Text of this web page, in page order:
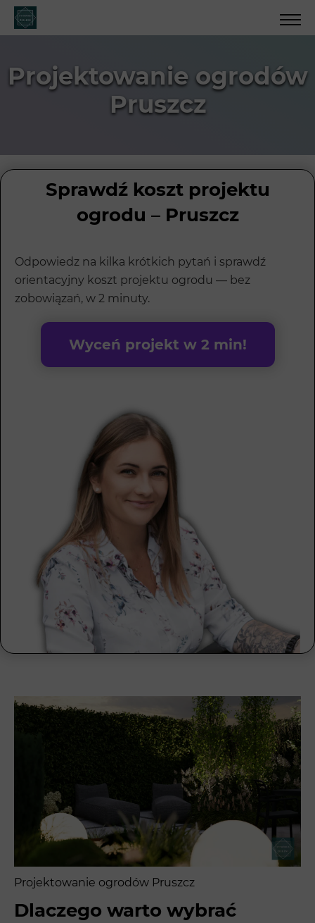
Projektowanie ogrodów
Pruszcz
Sprawdź koszt projektu
ogrodu – Pruszcz
Odpowiedz na kilka krótkich pytań i sprawdź
orientacyjny koszt projektu ogrodu — bez
zobowiązań, w 2 minuty.
Wyceń projekt w 2 min!
Projektowanie ogrodów Pruszcz
Dlaczego warto wybrać